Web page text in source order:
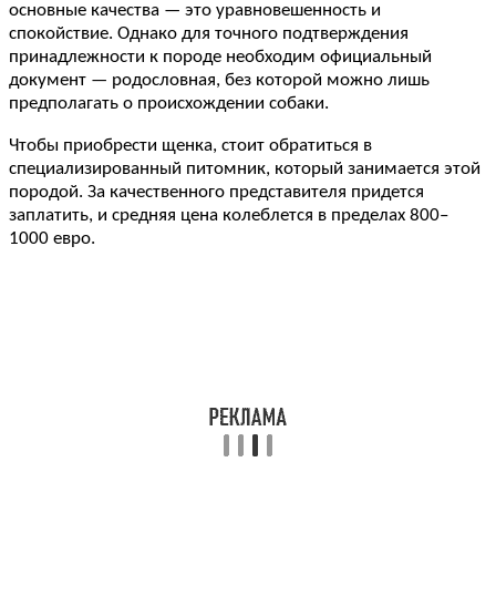
основные качества — это уравновешенность и
спокойствие. Однако для точного подтверждения
принадлежности к породе необходим официальный
документ — родословная, без которой можно лишь
предполагать о происхождении собаки.
Чтобы приобрести щенка, стоит обратиться в
специализированный питомник, который занимается этой
породой. За качественного представителя придется
заплатить, и средняя цена колеблется в пределах 800–
1000 евро.